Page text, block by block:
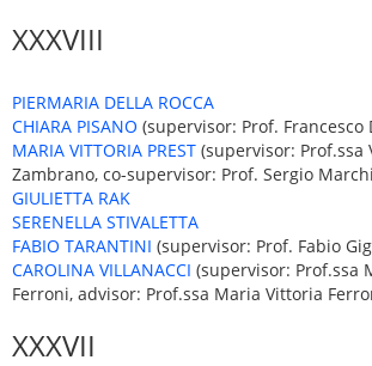
XXXVIII
PIERMARIA DELLA ROCCA
CHIARA PISANO (supervisor: Prof. Francesco
MARIA VITTORIA PREST (supervisor: Prof.ssa
Zambrano, co-supervisor: Prof. Sergio
GIULIETTA RAK
SERENELLA STIVALETTA
FABIO TARANTINI (supervisor: Prof. Fabio
CAROLINA VILLANACCI (supervisor: Prof.ssa
Ferroni, advisor: Prof.ssa Maria Vittoria
XXXVII